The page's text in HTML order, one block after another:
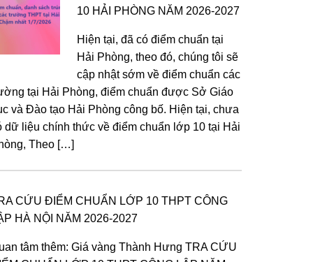
10 HẢI PHÒNG NĂM 2026-2027
Hiện tại, đã có điểm chuẩn tại
Hải Phòng, theo đó, chúng tôi sẽ
cập nhật sớm về điểm chuẩn các
tại Hải Phòng, điểm chuẩn được Sở Giáo
và Đào tạo Hải Phòng công bố. Hiện tại, chưa
dữ liệu chính thức về điểm chuẩn lớp 10 tại Hải
Theo […]
CỨU ĐIỂM CHUẨN LỚP 10 THPT CÔNG
HÀ NỘI NĂM 2026-2027
tâm thêm: Giá vàng Thành Hưng TRA CỨU